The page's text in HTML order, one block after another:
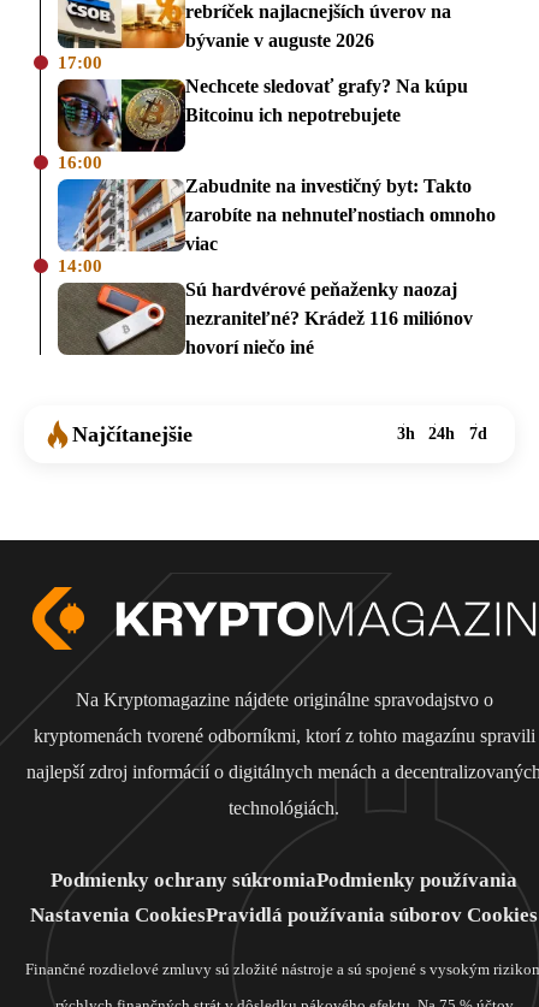
rebríček najlacnejších úverov na
bývanie v auguste 2026
17:00
Nechcete sledovať grafy? Na kúpu
Bitcoinu ich nepotrebujete
16:00
Zabudnite na investičný byt: Takto
zarobíte na nehnuteľnostiach omnoho
viac
14:00
Sú hardvérové peňaženky naozaj
nezraniteľné? Krádež 116 miliónov
hovorí niečo iné
Najčítanejšie 3h 24h 7d
Na Kryptomagazine nájdete originálne spravodajstvo o
kryptomenách tvorené odborníkmi, ktorí z tohto magazínu spravili
najlepší zdroj informácií o digitálnych menách a
technológiách.
Podmienky ochrany súkromiaPodmienky používania
Nastavenia CookiesPravidlá používania súborov Cookies
Finančné rozdielové zmluvy sú zložité nástroje a sú spojené s vysokým